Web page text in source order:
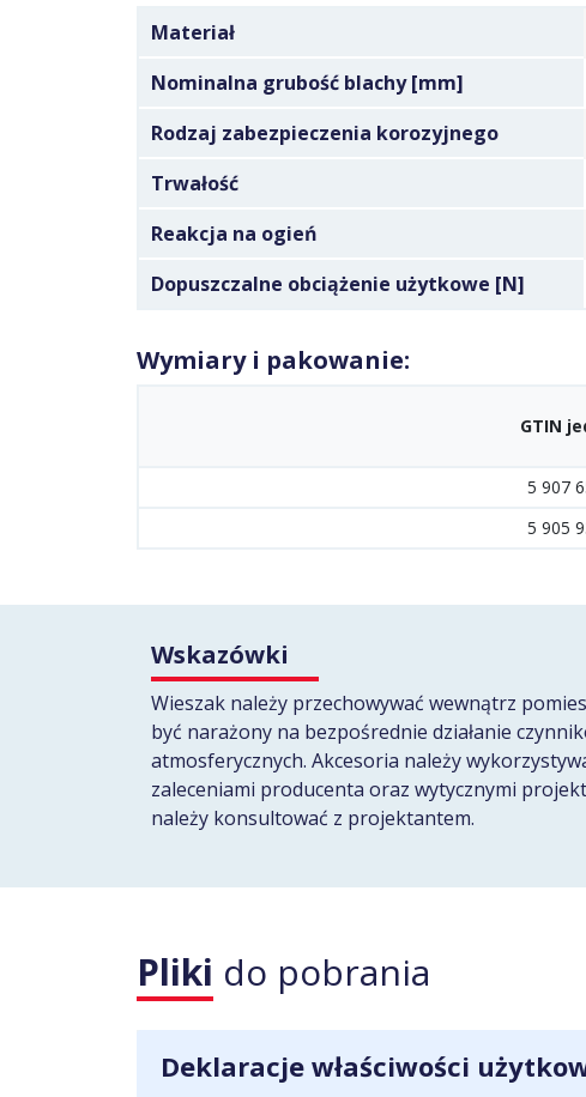
Materiał
Nominalna grubość blachy [mm]
Rodzaj zabezpieczenia korozyjnego
Trwałość
Reakcja na ogień
Dopuszczalne obciążenie użytkowe [N]
Wymiary i pakowanie:
GTIN
5 907
5 905
Wskazówki
Wieszak należy przechowywać wewnątrz
być narażony na bezpośrednie działanie
atmosferycznych. Akcesoria należy
zaleceniami producenta oraz wytycznymi
należy konsultować z projektantem.
Pliki do pobrania
Deklaracje właściwości